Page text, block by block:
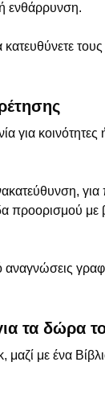
ενθάρρυνση.
για
για
προορισμού
αναγνώσεις
τα δώρα
με ένα